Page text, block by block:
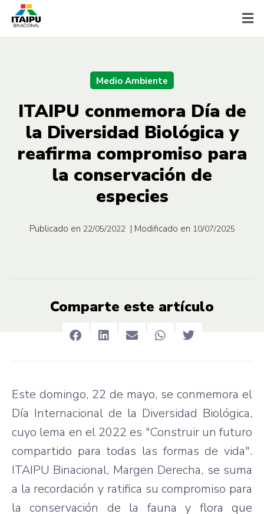
Medio Ambiente
ITAIPU conmemora Día de
la Diversidad Biológica y
reafirma compromiso para
la conservación de
especies
Publicado en 22/05/2022 | Modificado en 10/07/2025
Comparte este artículo
Este domingo, 22 de mayo, se conmemora el
Día Internacional de la Diversidad Biológica,
cuyo lema en el 2022 es "Construir un futuro
compartido para todas las formas de vida".
ITAIPU Binacional, Margen Derecha, se suma
a la recordación y ratifica su compromiso para
la conservación de la fauna y flora que